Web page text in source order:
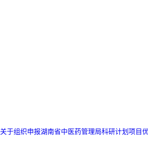
关于组织申报湖南省中医药管理局科研计划项目